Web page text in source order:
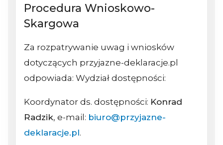
Procedura Wnioskowo-
Skargowa
Za rozpatrywanie uwag i wniosków
dotyczących przyjazne-deklaracje.pl
odpowiada: Wydział dostępności:
Koordynator ds. dostępności: Konrad
Radzik, e-mail: biuro@przyjazne-
deklaracje.pl.